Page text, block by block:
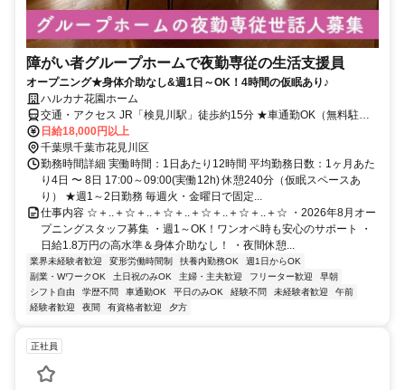
障がい者グループホームで夜勤専従の生活支援員
オープニング★身体介助なし&週1日～OK！4時間の仮眠あり♪
ハルカナ花園ホーム
交通・アクセス JR「検見川駅」徒歩約15分 ★車通勤OK（無料駐車
場完備）
日給18,000円以上
千葉県千葉市花見川区
勤務時間詳細 実働時間：1日あたり12時間 平均勤務日数：1ヶ月あた
り4日 〜 8日 17:00～09:00(実働12h) 休憩240分（仮眠スペースあ
り） ★週1～2日勤務 毎週火・金曜日で固定...
仕事内容 ☆＋..＋☆＋..＋☆＋..＋☆＋..＋☆＋..＋☆ ・2026年8月オー
プニングスタッフ募集 ・週1～OK！ワンオペ時も安心のサポート ・
日給1.8万円の高水準＆身体介助なし！ ・夜間休憩...
業界未経験者歓迎 変形労働時間制 扶養内勤務OK
週1日からOK
副業・WワークOK
土日祝のみOK 主婦・主夫歓迎 フリーター歓迎
早朝
シフト自由
学歴不問 車通勤OK 平日のみOK 経験不問 未経験者歓迎
午前
経験者歓迎
夜間 有資格者歓迎 夕方
正社員